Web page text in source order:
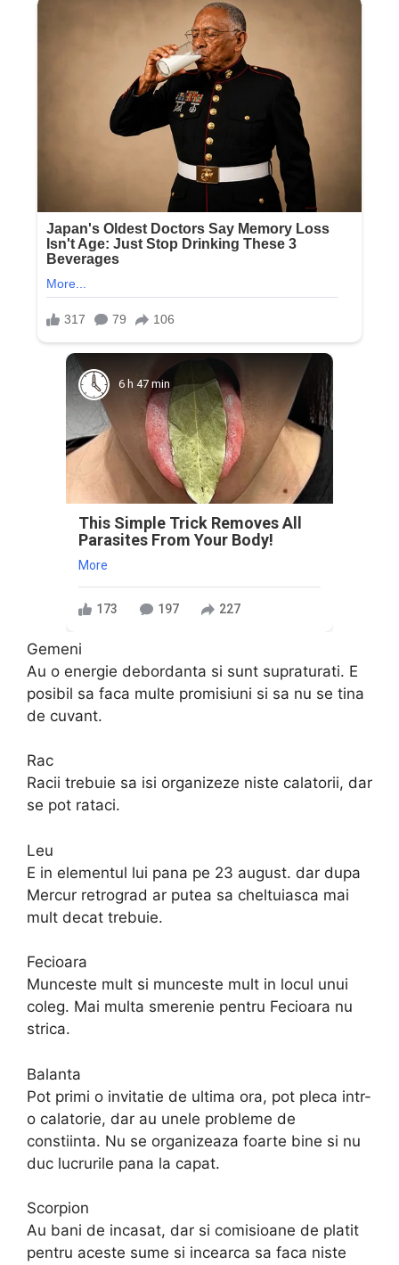
6 h 47 min
This Simple Trick Removes All
Parasites From Your Body!
More
173 197 227
Gemeni
Au o energie debordanta si sunt supraturati. E
posibil sa faca multe promisiuni si sa nu se tina
de cuvant.
Rac
Racii trebuie sa isi organizeze niste calatorii, dar
se pot rataci.
Leu
E in elementul lui pana pe 23 august. dar dupa
Mercur retrograd ar putea sa cheltuiasca mai
mult decat trebuie.
Fecioara
Munceste mult si munceste mult in locul unui
coleg. Mai multa smerenie pentru Fecioara nu
strica.
Balanta
Pot primi o invitatie de ultima ora, pot pleca intr-
o calatorie, dar au unele probleme de
constiinta. Nu se organizeaza foarte bine si nu
duc lucrurile pana la capat.
Scorpion
Au bani de incasat, dar si comisioane de platit
pentru aceste sume si incearca sa faca niste